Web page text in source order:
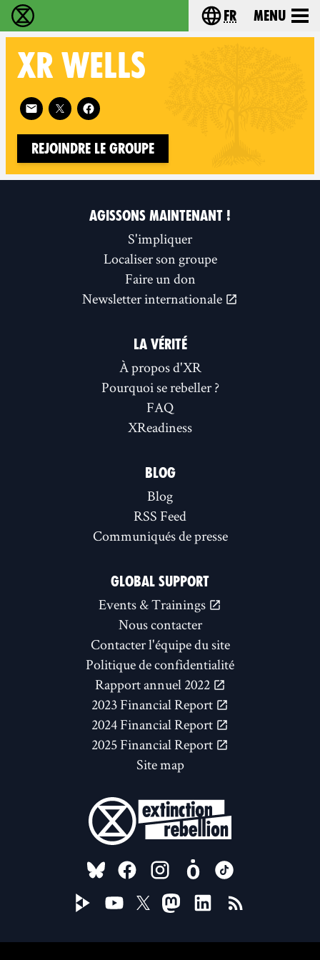
Extinction Rebellion - Home Choisissez votre
fr Menu
XR WELLS
Follow XR Wells on
Rejoindre le groupe
AGISSONS MAINTENANT !
S'impliquer
Localiser son groupe
Faire un don
Newsletter internationale
LA VÉRITÉ
À propos d'XR
Pourquoi se rebeller ?
FAQ
XReadiness
BLOG
Blog
RSS Feed
Communiqués de presse
GLOBAL SUPPORT
Events & Trainings
Nous contacter
Contacter l'équipe du site
Politique de confidentialité
Rapport annuel 2022
2023 Financial Report
2024 Financial Report
2025 Financial Report
Site map
FOLLOW US ON